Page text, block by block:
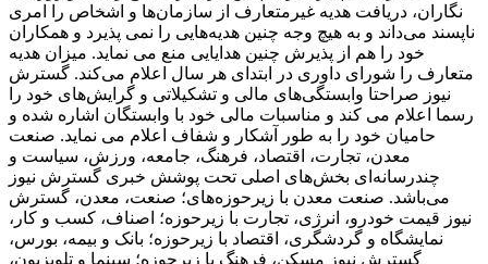
‌نگاران، دریافت هدیه غیرمتعارف از سازمان‌ها و اشخاص را امری
ناپسند می‌داند و به ‌هیچ ‌وجه چنین هدیه‌هایی را نمی پذیرد و همکاران
خود را هم از پذیرش چنین هدایایی منع می نماید. میزان هدیه
متعارف را شورای داوری در ابتدای هر سال اعلام می‌کند. گسترش
نیوز صراحتا وابستگی‌های مالی و تشکیلاتی و گرایش‌های خود را
رسما اعلام می کند و مناسبات مالی خود با وابستگان اشاره شده و
حامیان خود را به ‌طور آشکار و شفاف اعلام می نماید. صنعت
معدن، تجارت، اقتصاد، فرهنگ، جامعه، ورزش، سیاست و
چندرسانه‌ای بخش‌های اصلی تحت پوشش خبری گسترش نیوز
می‌باشد. صنعت معدن با زیرحوزه‌های؛ صنعت، معدن، گسترش
نیوز قیمت خودرو، انرژی، تجارت با زیرحوزه؛ اصناف، کسب و کار،
نمایشگاه و گردشگری، اقتصاد با زیرحوزه؛ بانک و بیمه، بورس،
گسترش نیوز مسکن، فرهنگ با زیرحوزه؛ سینما و تلویزیون،